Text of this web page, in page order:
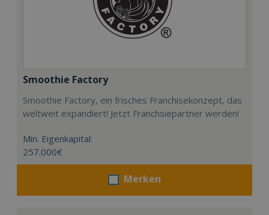
Smoothie Factory
Smoothie Factory, ein frisches Franchisekonzept, das
weltweit expandiert! Jetzt Franchsiepartner werden!
Min. Eigenkapital:
257.000€
Merken